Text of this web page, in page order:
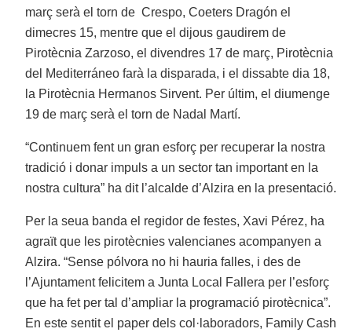
març serà el torn de Crespo, Coeters Dragón el
dimecres 15, mentre que el dijous gaudirem de
Pirotècnia Zarzoso, el divendres 17 de març, Pirotècnia
del Mediterráneo farà la disparada, i el dissabte dia 18,
la Pirotècnia Hermanos Sirvent. Per últim, el diumenge
19 de març serà el torn de Nadal Martí.
“Continuem fent un gran esforç per recuperar la nostra
tradició i donar impuls a un sector tan important en la
nostra cultura” ha dit l’alcalde d’Alzira en la presentació.
Per la seua banda el regidor de festes, Xavi Pérez, ha
agraït que les pirotècnies valencianes acompanyen a
Alzira. “Sense pólvora no hi hauria falles, i des de
l’Ajuntament felicitem a Junta Local Fallera per l’esforç
que ha fet per tal d’ampliar la programació pirotècnica”.
En este sentit el paper dels col·laboradors, Family Cash